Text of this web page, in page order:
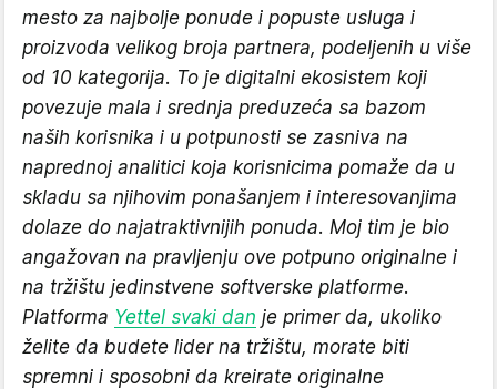
mesto za najbolje ponude i popuste usluga i
proizvoda velikog broja partnera, podeljenih u više
od 10 kategorija. To je digitalni ekosistem koji
povezuje mala i srednja preduzeća sa bazom
naših korisnika i u potpunosti se zasniva na
naprednoj analitici koja korisnicima pomaže da u
skladu sa njihovim ponašanjem i interesovanjima
dolaze do najatraktivnijih ponuda. Moj tim je bio
angažovan na pravljenju ove potpuno originalne i
na tržištu jedinstvene softverske platforme.
Platforma Yettel svaki dan je primer da, ukoliko
želite da budete lider na tržištu, morate biti
spremni i sposobni da kreirate originalne